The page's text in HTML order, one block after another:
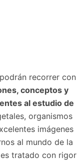
recorrer con
conceptos y
al estudio de
organismos
imágenes
al mundo de la
tratado con rigor